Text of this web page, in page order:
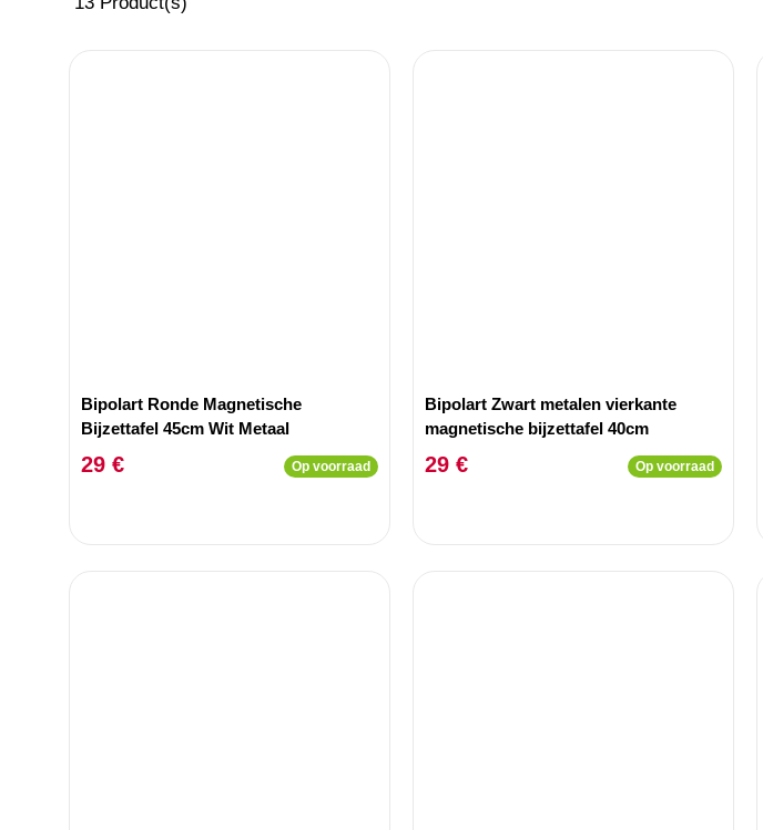
Bipolart Ronde Magnetische
Bijzettafel 45cm Wit Metaal
29 € Op voorraad
Bipolart Zwart metalen vierkante
magnetische bijzettafel 40cm
29 € Op voorraad